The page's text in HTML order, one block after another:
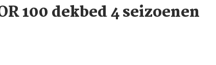
100 dekbed 4 seizoenen